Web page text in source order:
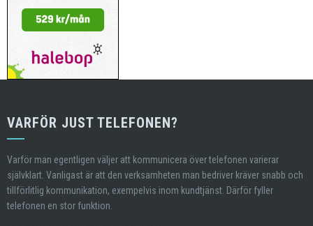
VARFÖR JUST TELEFONEN?
Varför man egentligen väljer att kommunicera över telefonen varierar
självklart. Vanligast är att den verksamheten man bedriver kräver snabb och
tillförlitlig kommunikation, exempelvis inom kundtjänst. Därför fyller
telefonen en stor funktion.